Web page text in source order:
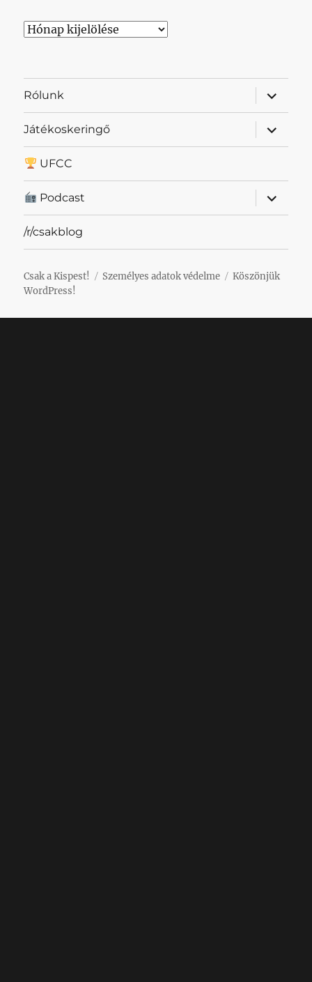
Archívum
Rólunk
almenü
Játékoskeringő
almenü
UFCC
Podcast
almenü
/r/csakblog
Csak a Kispest! Személyes adatok védelme
Köszönjük
WordPress!